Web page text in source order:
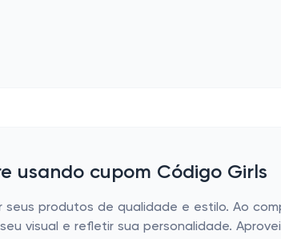
usando cupom Código Girls
seus produtos de qualidade e estilo. Ao
visual e refletir sua personalidade.